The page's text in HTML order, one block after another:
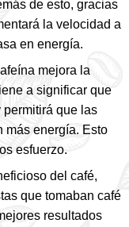
de esto, gracias
la velocidad a
en energía.
mejora la
a significar que
permitirá que las
más energía. Esto
esfuerzo.
del café,
que tomaban café
resultados